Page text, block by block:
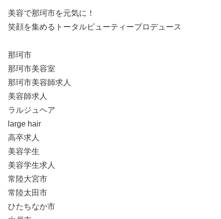
美容で那珂市を元気に！
笑顔を集めるトータルビューティープロデュース
那珂市
那珂市美容室
那珂市美容師求人
美容師求人
ラルジュヘア
large hair
高卒求人
美容学生
美容学生求人
常陸大宮市
常陸太田市
ひたちなか市